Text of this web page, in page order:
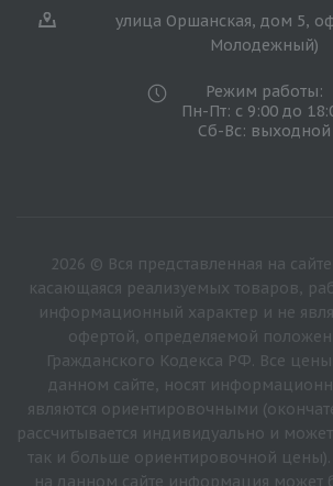
улица Оршанская, дом 5,
Молодежный)
Режим работы:
Пн-Пт: с 9:00 до
Сб-Вс: выходной
2026 © Вся представленная на
касающаяся реализуемых товаров,
информационный характер и не
офертой, определяемой
Гражданского Кодекса РФ. Все
данном сайте, носят
являются ориентировочными
рассчитывается индивидуально и
так и больше ориентировочной
на данном сайте информация может